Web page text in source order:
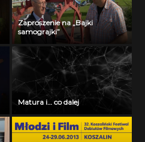
Zaproszenie na „Bajki
samograjki”
Matura i… co dalej